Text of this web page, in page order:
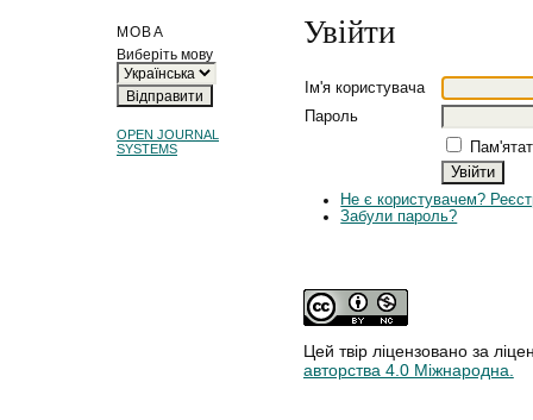
МОВА
Виберіть мову
OPEN JOURNAL
SYSTEMS
Увійти
Ім'я користувача
Пароль
Не є користувачем?
Забули пароль?
Цей твір ліцензовано за
авторства 4.0 Міжнародна.